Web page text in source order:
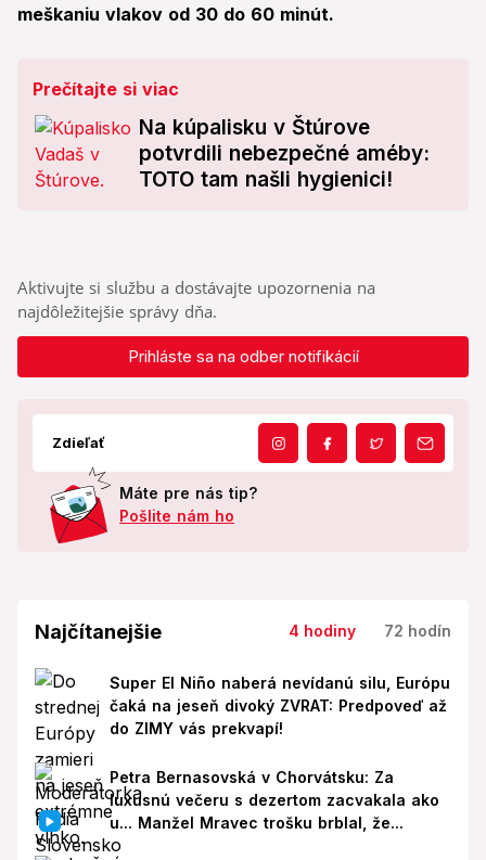
meškaniu vlakov od 30 do 60 minút.
Prečítajte si viac
Na kúpalisku v Štúrove
potvrdili nebezpečné améby:
TOTO tam našli hygienici!
Aktivujte si službu a dostávajte upozornenia na
najdôležitejšie správy dňa.
Prihláste sa na odber notifikácií
Zdieľať
Máte pre nás tip?
Pošlite nám ho
Najčítanejšie 4 hodiny 72 hodín
Super El Niño naberá nevídanú silu, Európu
čaká na jeseň divoký ZVRAT: Predpoveď až
do ZIMY vás prekvapí!
Petra Bernasovská v Chorvátsku: Za
luxusnú večeru s dezertom zacvakala ako
u... Manžel Mravec trošku brblal, že...